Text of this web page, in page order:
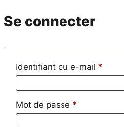
Se connecter
Identifiant ou e-mail *
Mot de passe *